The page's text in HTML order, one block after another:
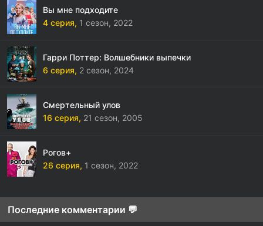
Вы мне подходите
4 серия, 1 сезон, 2022
Гарри Поттер: Волшебники выпечки
6 серия, 2 сезон, 2024
Смертельный улов
16 серия, 21 сезон, 2005
Рогов+
26 серия, 1 сезон, 2022
Последние комментарии 💬